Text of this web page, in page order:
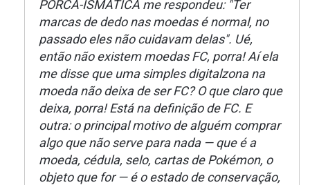
PORCA-ISMÁTICA me respondeu: "Ter
marcas de dedo nas moedas é normal, no
passado eles não cuidavam delas". Ué,
então não existem moedas FC, porra! Aí ela
me disse que uma simples digitalzona na
moeda não deixa de ser FC? O que claro que
deixa, porra! Está na definição de FC. E
outra: o principal motivo de alguém comprar
algo que não serve para nada — que é a
moeda, cédula, selo, cartas de Pokémon, o
objeto que for — é o estado de conservação,